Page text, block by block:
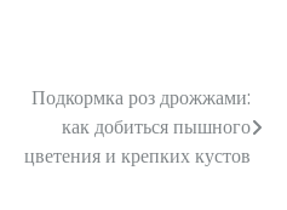
Подкормка роз дрожжами:
как добиться пышного
цветения и крепких кустов